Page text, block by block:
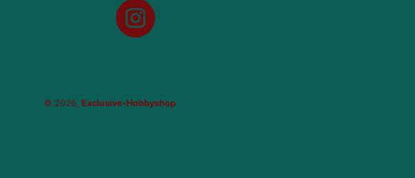
Instagram
© 2026, Exclusive-Hobbyshop